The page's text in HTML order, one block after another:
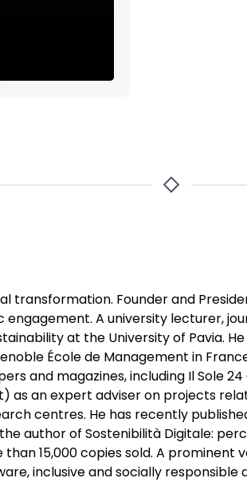
transformation. Founder and
A university lecturer,
at the University of
École de Management in
and magazines, including Il Sole
as an expert adviser on projects
centres. He has recently
author of Sostenibilità Digitale:
15,000 copies sold. A
inclusive and socially responsible